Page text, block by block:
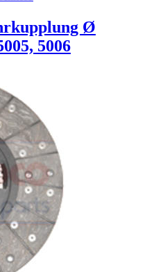
Ø
5006